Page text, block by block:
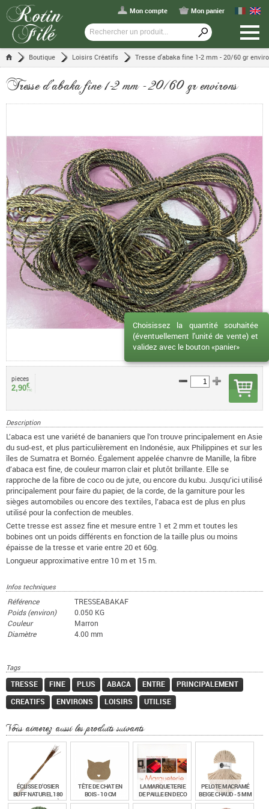
Mon compte Mon panier
Boutique Loisirs Créatifs Tresse d'abaka fine 1-2 mm - 20/60 gr
Tresse d'abaka fine 1-2 mm - 20/60 gr environs
pieces
2,90€
TTC
Description
L’abaca est une variété de bananiers que l’on trouve principalement en Asie
du sud-est, et plus particulièrement en Indonésie, aux Philippines et sur les
îles de Sumatra et Bornéo. Également appelée chanvre de Manille, la fibre
d’abaca est fine, de couleur marron clair et plutôt brillante. Elle se
rapproche de la fibre de coco ou de jute, ou encore du kubu. Jusqu’ici utilisé
principalement pour faire du papier, de la corde, de la garniture pour les
sièges automobiles ou encore des textiles, l’abaca est de plus en plus
utilisé pour la confection de meubles.
Cette tresse est assez fine et mesure entre 1 et 2 mm et toutes les
bobines ont un poids différents en fonction de la taille plus ou moins
épaisse de la tresse et varie entre 20 et 60g.
Longueur approximative entre 10 m et 15 m.
Infos techniques
Référence
TRESSEABAKAF
Poids (environ)
0.050 KG
Couleur
Marron
Diamètre
4.00 mm
Tags
TRESSE FINE PLUS ABACA ENTRE
PRINCIPALEMENT
CREATIFS
ENVIRONS LOISIRS UTILISE
Vous aimerez aussi les produits suivants
ÉCLISSE D’OSIER
BUFF NATUREL 180
CM – LARGEUR 5 À 6
TÊTE DE CHAT EN
BOIS - 10 CM
LA MARQUETERIE
DE PAILLE EN DECO
PELOTE MACRAMÉ
BEIGE CHAUD - 5 MM
Choisissez la quantité souhaitée
(éventuellement l'unité de vente) et
validez avec le bouton «panier»